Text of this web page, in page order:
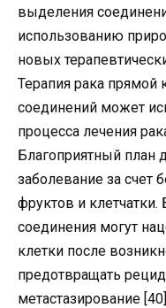
выделения
использованию
новых
Терапия рака
соединений может
процесса лечения
Благоприятный план
заболевание за счет
фруктов и
соединения могут
клетки после
предотвращать
метастазирование